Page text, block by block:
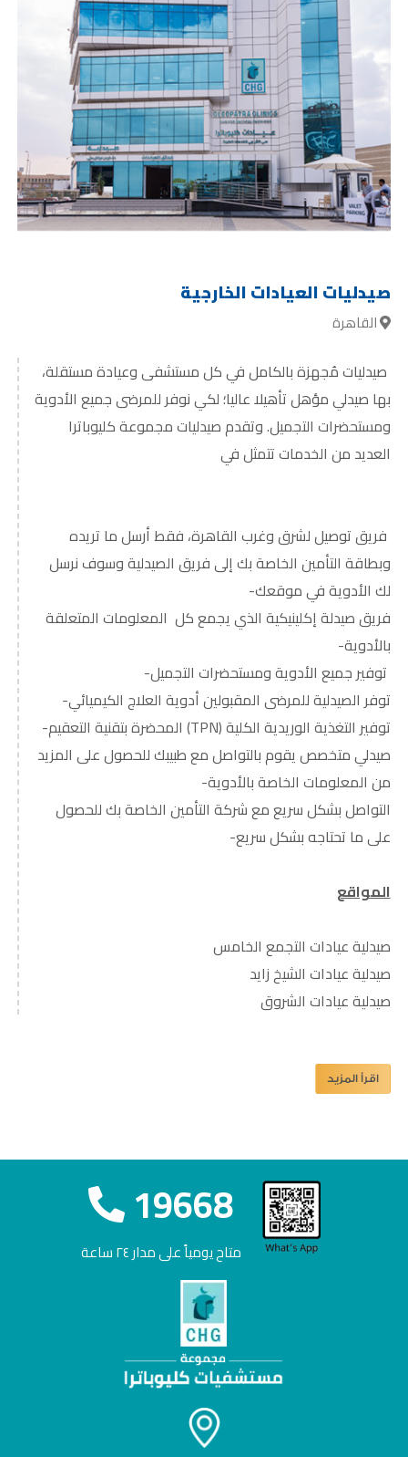
صيدليات العيادات الخارجية
القاهرة
صيدليات مُجهزة بالكامل في كل مستشفى وعيادة مستقلة،
بها صيدلي مؤهل تأهيلا عاليا؛ لكي نوفر للمرضى جميع الأدوية
ومستحضرات التجميل. وتقدم صيدليات مجموعة كليوباترا
العديد من الخدمات تتمثل في
فريق توصيل لشرق وغرب القاهرة، فقط أرسل ما تريده
وبطاقة التأمين الخاصة بك إلى فريق الصيدلية وسوف نرسل
لك الأدوية في موقعك-
فريق صيدلة إكلينيكية الذي يجمع كل المعلومات المتعلقة
بالأدوية-
توفير جميع الأدوية ومستحضرات التجميل-
توفر الصيدلية للمرضى المقبولين أدوية العلاج الكيميائي-
توفير التغذية الوريدية الكلية (TPN) المحضرة بتقنية التعقيم-
صيدلي متخصص يقوم بالتواصل مع طبيبك للحصول على المزيد
من المعلومات الخاصة بالأدوية-
التواصل بشكل سريع مع شركة التأمين الخاصة بك للحصول
على ما تحتاجه بشكل سريع-
المواقع
صيدلية عيادات التجمع الخامس
صيدلية عيادات الشيخ زايد
صيدلية عيادات الشروق
اقرأ المزيد
19668
متاح يومياً على مدار ٢٤ ساعة